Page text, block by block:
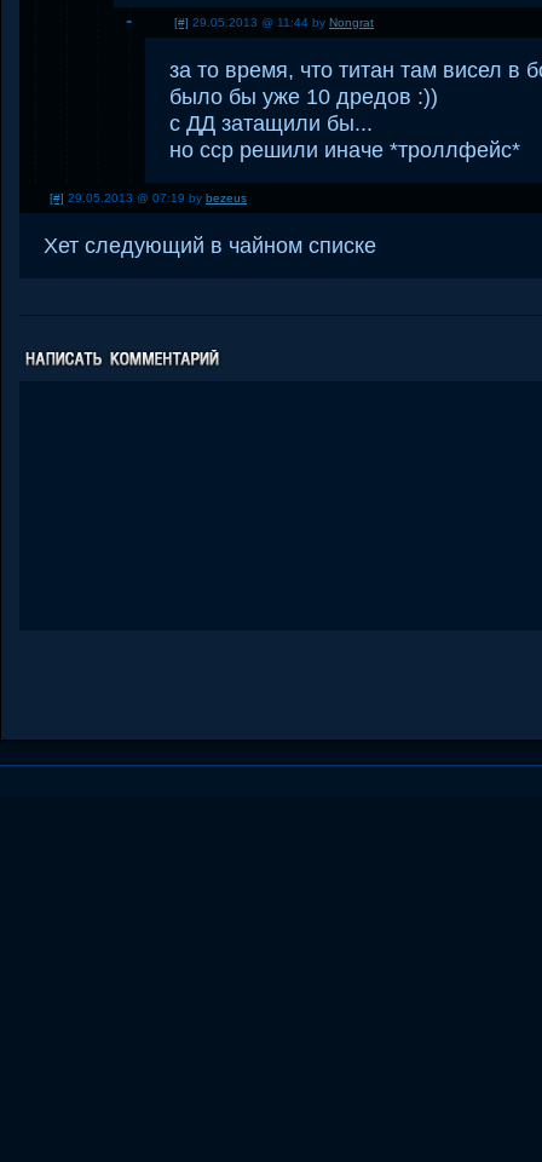
[#] 29.05.2013 @ 11:44 by Nongrat
за то время, что титан там висел в
было бы уже 10 дредов :))
с ДД затащили бы...
но сср решили иначе *троллфейс*
[#] 29.05.2013 @ 07:19 by bezeus
Хет следующий в чайном списке